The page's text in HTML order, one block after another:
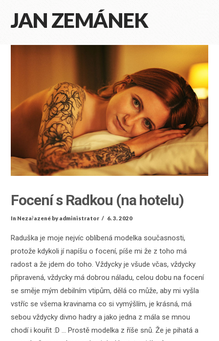
JAN ZEMÁNEK
Focení s Radkou (na hotelu)
In Nezařazené by administrator 6. 3. 2020
Raduška je moje nejvíc oblíbená modelka současnosti,
protože kdykoli jí napíšu o focení, píše mi že z toho má
radost a že jdem do toho. Vždycky je všude včas, vždycky
připravená, vždycky má dobrou náladu, celou dobu na focení
se směje mým debilním vtipům, dělá co může, aby mi vyšla
vstříc se všema kravinama co si vymýšlím, je krásná, má
sebou vždycky divno hadry a jako jedna z mála se mnou
chodí i kouřit :D … Prostě modelka z říše snů. Že je pihatá a